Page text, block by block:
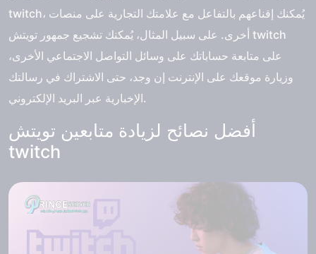
twitch، يُمكنك إقناعهم بالتفاعل مع علامتك التجارية على منصات
أخرى. على سبيل المثال، يُمكنك تشجيع جمهور تويتش twitch
على متابعة حساباتك على وسائل التواصل الاجتماعي الأخرى،
وزيارة موقعك على الإنترنت إن وجد، حتى الاشتراك في رسالتك
الإخبارية عبر البريد الإلكتروني.
أفضل نصائح لزيادة متابعين تويتش
twitch